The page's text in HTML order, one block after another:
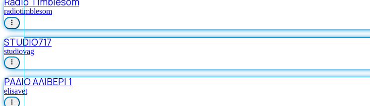
radiotimblesom
STUDIO717
studiovag
ΡΑΔΙΟ ΑΛΙΒΕΡΙ 1
elisavet